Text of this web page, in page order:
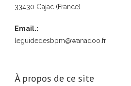
33430 Gajac (France)
Email.:
leguidedesbpm@wanadoo.fr
À propos de ce site